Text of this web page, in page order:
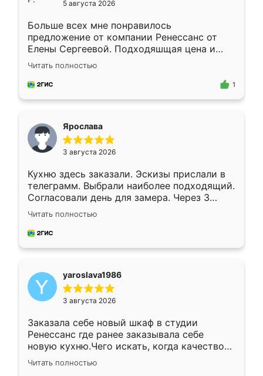
5 августа 2026
Больше всех мне понравилось
предложение от компании Ренессанс от
Елены Сергеевой. Подходяшщая цена и
короткие сроки изготовления. Приехавший
для замера сотрудник Владислав
предложил по моему эскизу самый
Читать полностью
1
Ярослава
3 августа 2026
Кухню здесь заказали. Эскизы прислали в
телеграмм. Выбрали наиболее подходящий.
Согласовали день для замера. Через 3
недели кухня была уже готова. Остались
довольны работой. Спасибо Ренессанс
мебель за качественную работу!
Читать полностью
yaroslava1986
3 августа 2026
Заказала себе новый шкаф в студии
Ренессанс где ранее заказывала себе
новую кухню.Чего искать, когда качеством
вполне довольна. Служит кухня уже почти
два года, нареканий нет.
Читать полностью